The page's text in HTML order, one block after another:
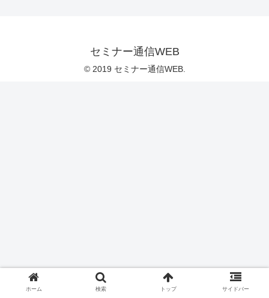
セミナー通信WEB
© 2019 セミナー通信WEB.
ホーム 検索 トップ サイドバー